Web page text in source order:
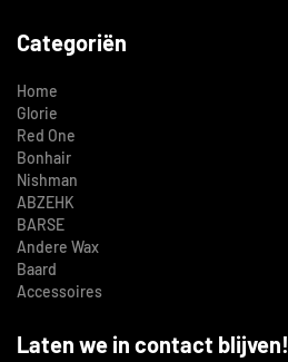
Categoriën
Home
Glorie
Red One
Bonhair
Nishman
ABZEHK
BARSE
Andere Wax
Baard
Accessoires
Laten we in contact blijven!